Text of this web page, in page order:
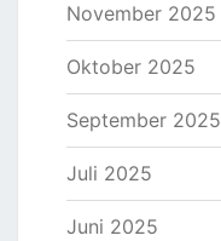
November 2025
Oktober 2025
September 2025
Juli 2025
Juni 2025